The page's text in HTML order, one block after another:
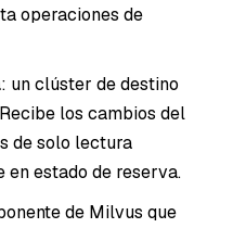
operaciones de
: un clúster de destino
los cambios del
de solo lectura
en estado de reserva.
de Milvus que